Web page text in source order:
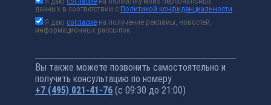
данных в соответствии сПолитикой конфиденциальности
Я даюсогласие на получение рекламы, новостей,
информационных рассылок
Вы также можете позвонить самостоятельно и
получить консультацию по номеру
+7 (495) 021-41-76 (с 09:30 до 21:00)